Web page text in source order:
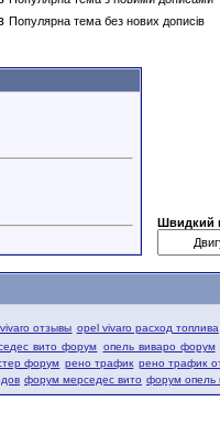
Популярна тема без нових дописів
Швидкий
отзывы opel vivaro расход топлива
вито форум опель виваро форум
форум рено трафик рено трафик
форум мерседес вито форум опель